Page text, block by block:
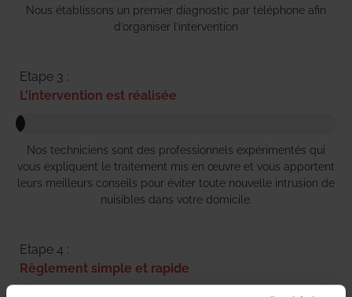
Nous établissons un premier diagnostic par téléphone afin
d’organiser l’intervention
Etape 3 :
L'intervention est réalisée
Nos techniciens sont des professionnels expérimentés qui
vous expliquent le traitement mis en œuvre et vous apportent
leurs meilleurs conseils pour éviter toute nouvelle intrusion de
nuisibles dans votre domicile.
Etape 4 :
Règlement simple et rapide